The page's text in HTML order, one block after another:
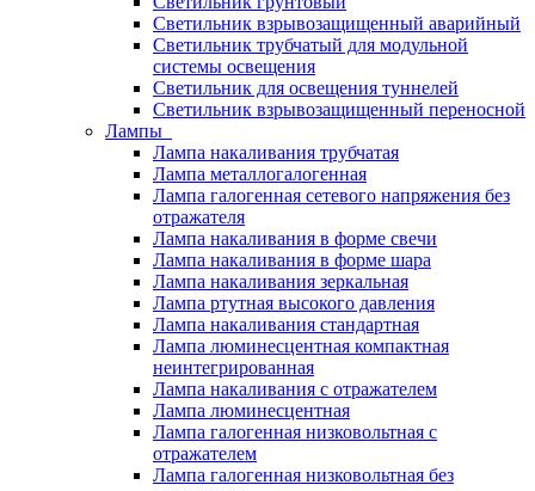
Светильник взрывозащищенный аварийный
Светильник трубчатый для модульной
системы освещения
Светильник для освещения туннелей
Светильник взрывозащищенный переносной
Лампы
Лампа накаливания трубчатая
Лампа металлогалогенная
Лампа галогенная сетевого напряжения без
отражателя
Лампа накаливания в форме свечи
Лампа накаливания в форме шара
Лампа накаливания зеркальная
Лампа ртутная высокого давления
Лампа накаливания стандартная
Лампа люминесцентная компактная
неинтегрированная
Лампа накаливания с отражателем
Лампа люминесцентная
Лампа галогенная низковольтная с
отражателем
Лампа галогенная низковольтная без